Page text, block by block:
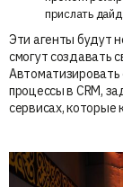
прислать
Эти агенты будут
смогут создавать
процессы в CRM,
сервисах, которые